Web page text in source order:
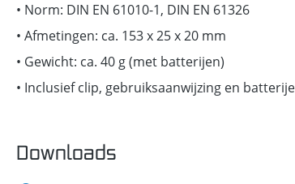
• Norm: DIN EN 61010-1, DIN EN 61326
• Afmetingen: ca. 153 x 25 x 20 mm
• Gewicht: ca. 40 g (met batterijen)
• Inclusief clip, gebruiksaanwijzing en
Downloads